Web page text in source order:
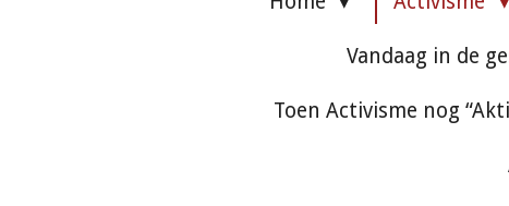
Vandaag in de
Toen Activisme nog